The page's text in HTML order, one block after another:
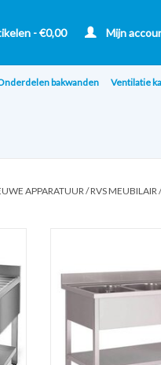
- €0,00 Mijn
bakwanden Ventilatie
APPARATUUR/RVS MEUBILAIR
TOEVOEGEN AAN